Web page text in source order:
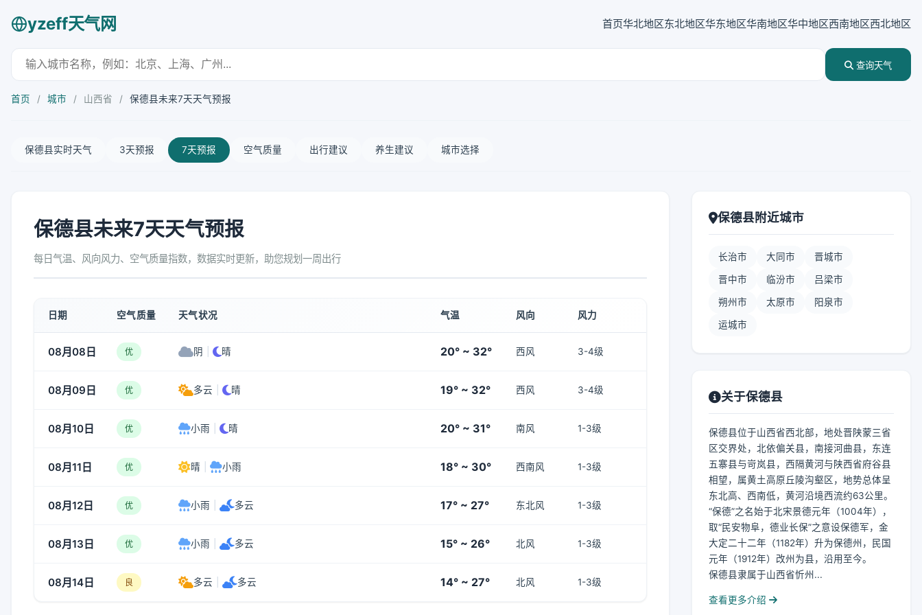
yzeff天气网 首页华北地区东北地区华东地区华南地区华中地区西南地区西北地区
查询天气
首页 / 城市 / 山西省 / 保德县未来7天天气预报
保德县实时天气 3天预报 7天预报 空气质量 出行建议 养生建议 城市选择
保德县未来7天天气预报
每日气温、风向风力、空气质量指数，数据实时更新，助您规划一周出行
日期 空气质量 天气状况 气温 风向 风力
08月08日 优 阴 晴 20° ~ 32° 西风 3-4级
08月09日 优 多云 晴 19° ~ 32° 西风 3-4级
08月10日 优 小雨 晴 20° ~ 31° 南风 1-3级
08月11日 优 晴 小雨 18° ~ 30° 西南风 1-3级
08月12日 优 小雨 多云 17° ~ 27° 东北风 1-3级
08月13日 优 小雨 多云 15° ~ 26° 北风 1-3级
08月14日 良 多云 多云 14° ~ 27° 北风 1-3级
保德县附近城市
长治市 大同市 晋城市
晋中市 临汾市 吕梁市
朔州市 太原市 阳泉市
运城市
关于保德县
保德县位于山西省西北部，地处晋陕蒙三省
区交界处，北依偏关县，南接河曲县，东连
五寨县与岢岚县，西隔黄河与陕西省府谷县
相望，属黄土高原丘陵沟壑区，地势总体呈
东北高、西南低，黄河沿境西流约63公里。
“保德”之名始于北宋景德元年（1004年），
取“民安物阜，德业长保”之意设保德军，金
大定二十二年（1182年）升为保德州，民国
元年（1912年）改州为县，沿用至今。
保德县隶属于山西省忻州...
查看更多介绍